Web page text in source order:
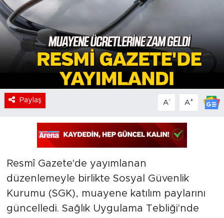
Paylaş A- A+
Resmî Gazete'de yayımlanan
düzenlemeyle birlikte Sosyal Güvenlik
Kurumu (SGK), muayene katılım paylarını
güncelledi. Sağlık Uygulama Tebliği'nde